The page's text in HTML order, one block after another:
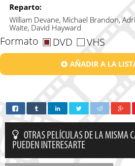
Reparto:
William Devane, Michael Brandon,
Waite, David Hayward
Formato DVD VHS
AÑADIR A LA
OTRAS PELÍCULAS DE LA MISMA
PUEDEN INTERESARTE